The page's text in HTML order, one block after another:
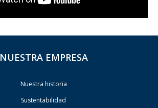
NUESTRA EMPRESA
Nuestra historia
Sustentabilidad